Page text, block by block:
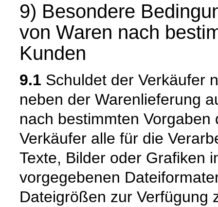
9) Besondere
von Waren nach
Kunden
9.1 Schuldet der Verkäufer
neben der Warenlieferung
nach bestimmten
Verkäufer alle für die
Texte, Bilder oder Grafiken
vorgegebenen
Dateigrößen zur Verfügung